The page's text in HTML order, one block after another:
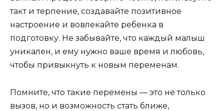
такт и терпение, создавайте позитивное
настроение и вовлекайте ребенка в
подготовку. Не забывайте, что каждый малыш
уникален, и ему нужно ваше время и любовь,
чтобы привыкнуть к новым переменам.
Помните, что такие перемены — это не только
вызов, но и возможность стать ближе,